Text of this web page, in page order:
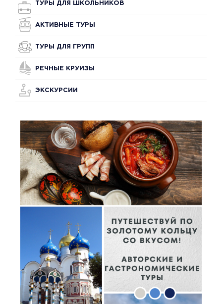
ТУРЫ ДЛЯ ШКОЛЬНИКОВ
АКТИВНЫЕ ТУРЫ
ТУРЫ ДЛЯ ГРУПП
РЕЧНЫЕ КРУИЗЫ
ЭКСКУРСИИ